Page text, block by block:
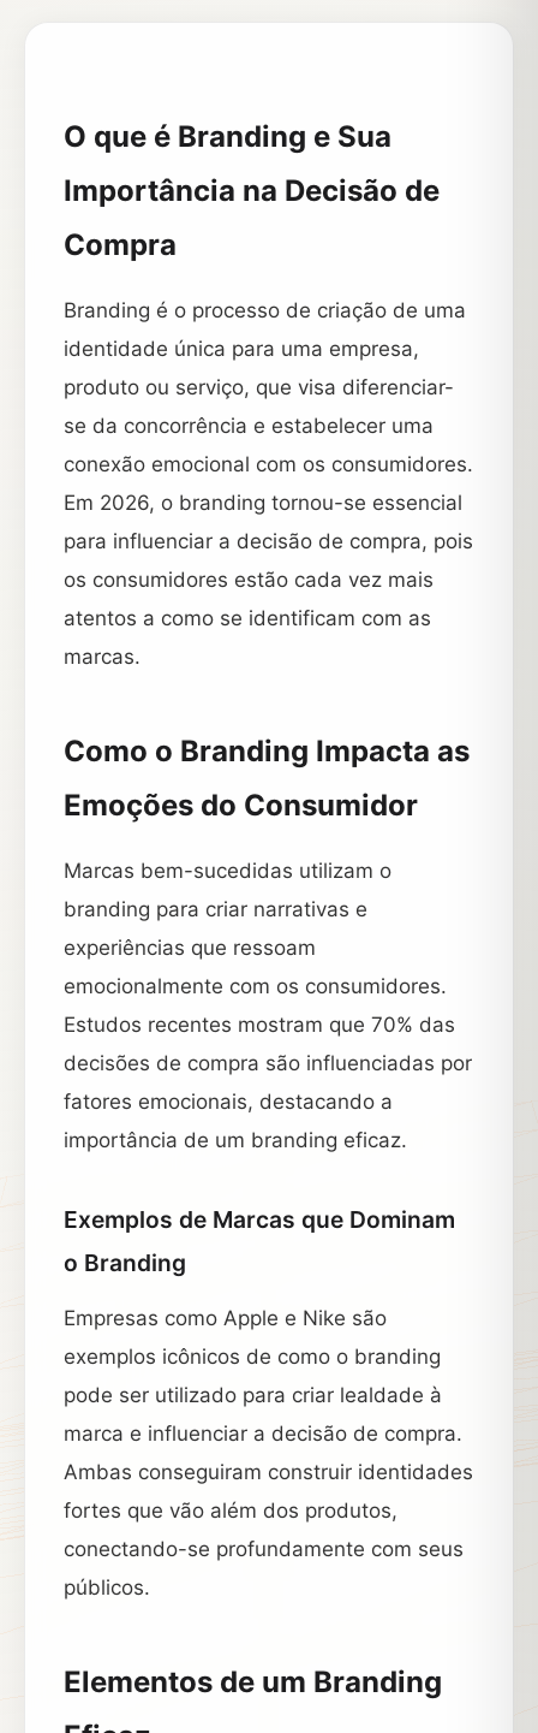
O que é Branding e Sua
Importância na Decisão de
Compra
Branding é o processo de criação de uma
identidade única para uma empresa,
produto ou serviço, que visa diferenciar-
se da concorrência e estabelecer uma
conexão emocional com os consumidores.
Em 2026, o branding tornou-se essencial
para influenciar a decisão de compra, pois
os consumidores estão cada vez mais
atentos a como se identificam com as
marcas.
Como o Branding Impacta as
Emoções do Consumidor
Marcas bem-sucedidas utilizam o
branding para criar narrativas e
experiências que ressoam
emocionalmente com os consumidores.
Estudos recentes mostram que 70% das
decisões de compra são influenciadas por
fatores emocionais, destacando a
importância de um branding eficaz.
Exemplos de Marcas que Dominam
o Branding
Empresas como Apple e Nike são
exemplos icônicos de como o branding
pode ser utilizado para criar lealdade à
marca e influenciar a decisão de compra.
Ambas conseguiram construir identidades
fortes que vão além dos produtos,
conectando-se profundamente com seus
públicos.
Elementos de um Branding